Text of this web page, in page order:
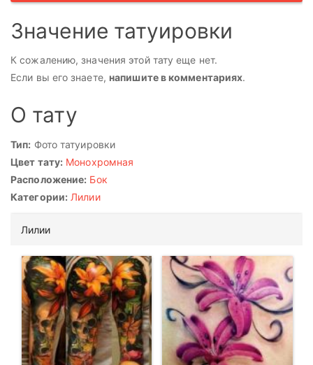
Значение татуировки
К сожалению, значения этой тату еще нет.
Если вы его знаете, напишите в комментариях.
О тату
Тип: Фото татуировки
Цвет тату: Монохромная
Расположение: Бок
Категории: Лилии
Лилии